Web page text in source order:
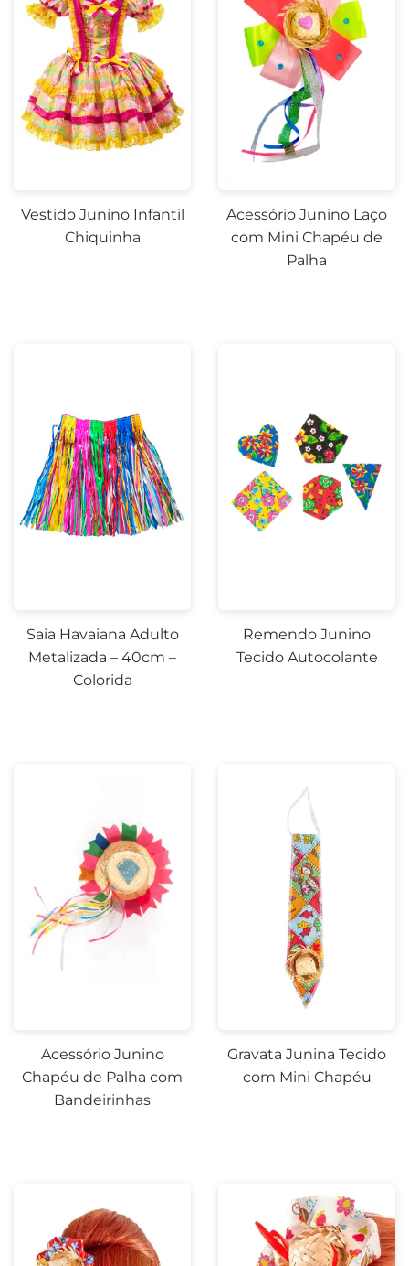
Vestido Junino Infantil
Chiquinha
Acessório Junino Laço
com Mini Chapéu de
Palha
Saia Havaiana Adulto
Metalizada – 40cm –
Colorida
Remendo Junino
Tecido Autocolante
Acessório Junino
Chapéu de Palha com
Bandeirinhas
Gravata Junina Tecido
com Mini Chapéu